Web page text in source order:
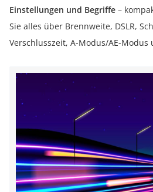
Einstellungen und Begriffe –
Sie alles über Brennweite, DSLR,
Verschlusszeit, A-Modus/AE-Modus